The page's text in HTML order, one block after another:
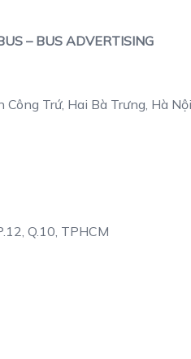
– BUS ADVERTISING
Trứ, Hai Bà Trưng, Hà Nội
Q.10, TPHCM